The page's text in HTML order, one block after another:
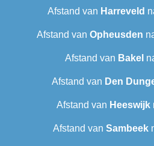
Afstand van Harreveld
Afstand van Opheusden
Afstand van Bakel
Afstand van Den
Afstand van Heeswijk
Afstand van Sambeek